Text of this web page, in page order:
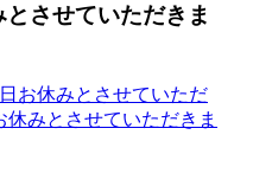
させていただきま
お休みとさせていただ
休みとさせていただきま